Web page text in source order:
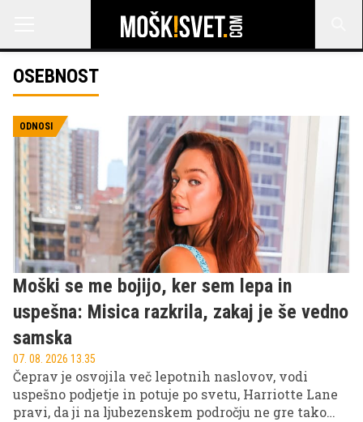
OSEBNOST
ODNOSI
Moški se me bojijo, ker sem lepa in
uspešna: Misica razkrila, zakaj je še vedno
samska
07. 08. 2026 13.35
Čeprav je osvojila več lepotnih naslovov, vodi
uspešno podjetje in potuje po svetu, Harriotte Lane
pravi, da ji na ljubezenskem področju ne gre tako